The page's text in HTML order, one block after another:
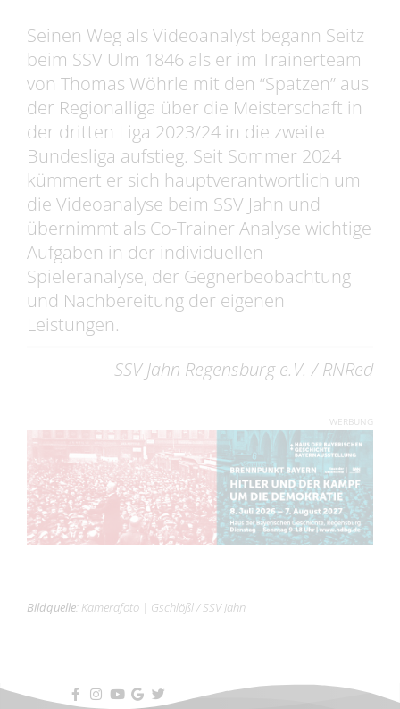
Seinen Weg als Videoanalyst begann Seitz
beim SSV Ulm 1846 als er im Trainerteam
von Thomas Wöhrle mit den “Spatzen” aus
der Regionalliga über die Meisterschaft in
der dritten Liga 2023/24 in die zweite
Bundesliga aufstieg. Seit Sommer 2024
kümmert er sich hauptverantwortlich um
die Videoanalyse beim SSV Jahn und
übernimmt als Co-Trainer Analyse wichtige
Aufgaben in der individuellen
Spieleranalyse, der Gegnerbeobachtung
und Nachbereitung der eigenen
Leistungen.
SSV Jahn Regensburg e.V. / RNRed
WERBUNG
Bildquelle: Kamerafoto | Gschlößl / SSV Jahn